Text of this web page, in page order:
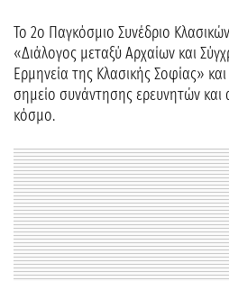
Το 2ο Παγκόσμιο Συνέδριο
«Διάλογος μεταξύ Αρχαίων και
Ερμηνεία της Κλασικής Σοφίας» και
σημείο συνάντησης ερευνητών
κόσμο.